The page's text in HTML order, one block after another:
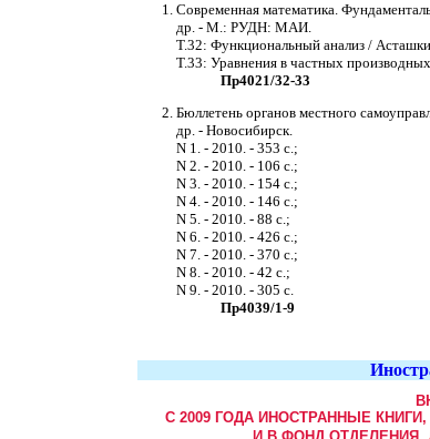
Современная математика.
др. - М.: РУДН: МАИ.
Т.32: Функциональный анализ /
Т.33: Уравнения в частных
Пр4021/32-33
Бюллетень органов местного
др. - Новосибирск.
N 1. - 2010. - 353 c.;
N 2. - 2010. - 106 c.;
N 3. - 2010. - 154 c.;
N 4. - 2010. - 146 c.;
N 5. - 2010. - 88 c.;
N 6. - 2010. - 426 c.;
N 7. - 2010. - 370 c.;
N 8. - 2010. - 42 c.;
N 9. - 2010. - 305 c.
Пр4039/1-9
С 2009 ГОДА ИНОСТРАННЫЕ